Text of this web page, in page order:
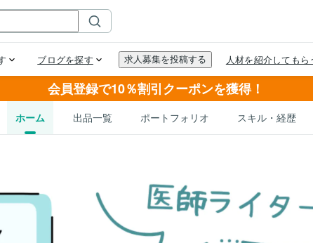
会員登録で10％割引クーポンを獲得！
ホーム 出品一覧 ポートフォリオ スキル・経歴